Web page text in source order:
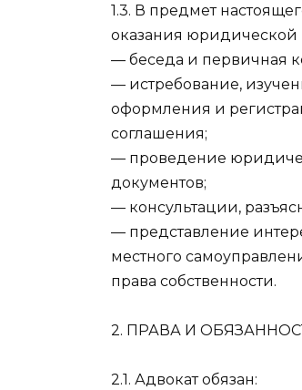
1.3. В предмет
оказания
— беседа и первичная
— истребование,
оформления и
соглашения;
— проведение
документов;
— консультации,
— представление
местного
права собственности.
2. ПРАВА И
2.1. Адвокат обязан: